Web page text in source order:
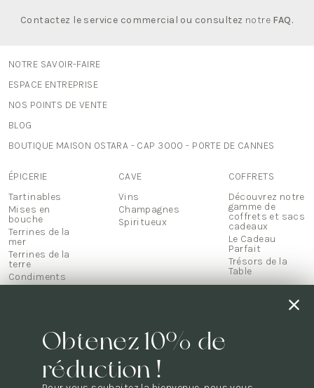
Obtenez 10% de
réduction !
Contactez le service commercial ou consultez notre FAQ.
NOTRE SAVOIR-FAIRE
ESPACE ENTREPRISE
NOS POINTS DE VENTE
BLOG
BOUTIQUE MAISON OSTARA - CAP 3000 - PORTE DE CANNES
ÉPICERIE
Tartinables
Mises en
bouche
Terrines de la
mer
Terrines de la
terre
Condiments
d'exception
Chocolats
Confiseries
Confitures
Miels & pâte à
CAVE
Vins
Champagnes
Spiritueux
COFFRETS
Découvrez notre
gamme de
coffrets et sacs
cadeaux
Le Cadeau
Parfait
Trésors de la
Table